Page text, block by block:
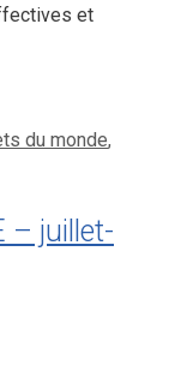
et
du monde,
– juillet-